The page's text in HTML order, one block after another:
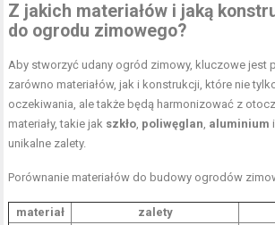
Z jakich materiałów i jaką
do ogrodu zimowego?
Aby stworzyć udany ogród zimowy, kluczowe jest
zarówno materiałów, jak i konstrukcji, które nie
oczekiwania, ale także będą harmonizować z
materiały, takie jak szkło, poliwęglan, aluminium i
unikalne zalety.
Porównanie materiałów do budowy ogrodów
materiał zalety